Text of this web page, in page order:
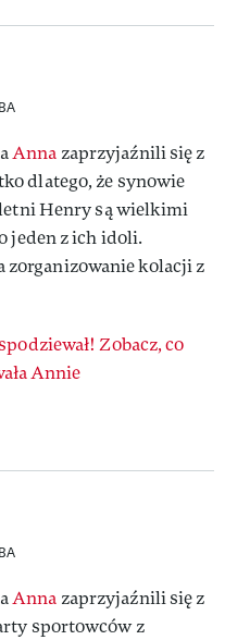
Anna zaprzyjaźnili się z
dlatego, że synowie
Henry są wielkimi
jeden z ich idoli.
zorganizowanie kolacji z
Zobacz, co
Annie
Anna zaprzyjaźnili się z
sportowców z